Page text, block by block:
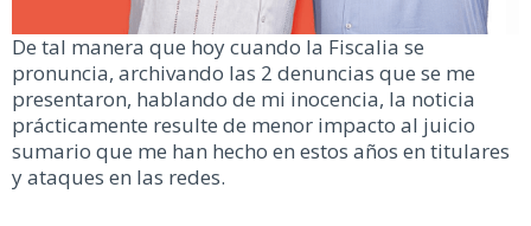
De tal manera que hoy cuando la Fiscalia se
pronuncia, archivando las 2 denuncias que se me
presentaron, hablando de mi inocencia, la noticia
prácticamente resulte de menor impacto al juicio
sumario que me han hecho en estos años en titulares
y ataques en las redes.